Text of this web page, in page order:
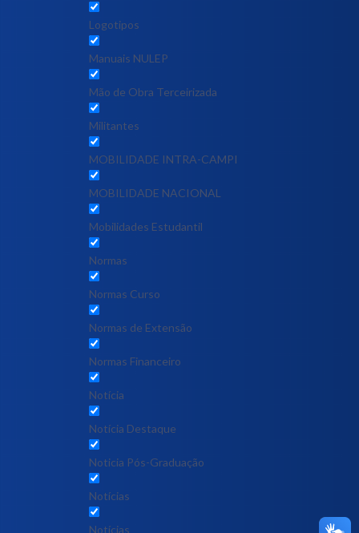
Logotipos
Manuais NULEP
Mão de Obra Terceirizada
Militantes
MOBILIDADE INTRA-CAMPI
MOBILIDADE NACIONAL
Mobilidades Estudantil
Normas
Normas Curso
Normas de Extensão
Normas Financeiro
Notícia
Notícia Destaque
Noticia Pós-Graduação
Notícias
Notícias